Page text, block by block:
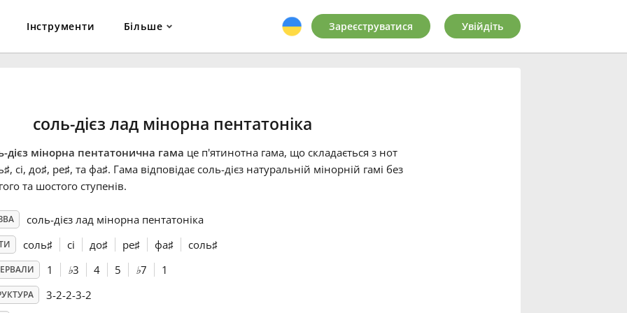
Інструменти Більше Зареєструватися Увійдіть
соль-дієз лад мінорна пентатоніка
дієз мінорна пентатонична гама це п'ятинотна гама, що складається з нот
♯, сі, до♯, ре♯, та фа♯. Гама відповідає соль-дієз натуральній мінорній гамі без
та шостого ступенів.
соль-дієз лад мінорна пентатоніка
соль♯ сі до♯ ре♯ фа♯ соль♯
1 ♭3 4 5 ♭7 1
3-2-2-3-2